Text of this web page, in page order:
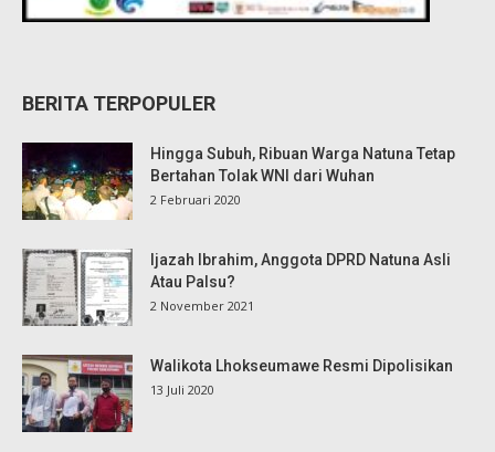
BERITA TERPOPULER
Hingga Subuh, Ribuan Warga Natuna Tetap
Bertahan Tolak WNI dari Wuhan
2 Februari 2020
Ijazah Ibrahim, Anggota DPRD Natuna Asli
Atau Palsu?
2 November 2021
Walikota Lhokseumawe Resmi Dipolisikan
13 Juli 2020